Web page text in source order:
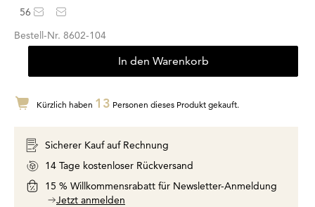
56
Bestell-Nr. 8602-104
In den Warenkorb
Kürzlich haben 13 Personen dieses Produkt gekauft.
Sicherer Kauf auf Rechnung
14 Tage kostenloser Rückversand
15 % Willkommensrabatt für Newsletter-Anmeldung
Jetzt anmelden